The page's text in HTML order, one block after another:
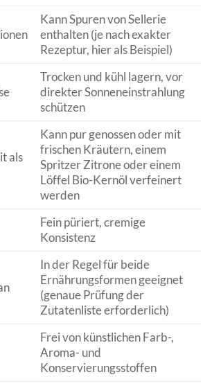
Kann Spuren von Sellerie
enthalten (je nach exakter
Rezeptur, hier als Beispiel)
Trocken und kühl lagern, vor
direkter Sonneneinstrahlung
schützen
als
Kann pur genossen oder mit
frischen Kräutern, einem
Spritzer Zitrone oder einem
Löffel Bio-Kernöl verfeinert
werden
Fein püriert, cremige
Konsistenz
In der Regel für beide
Ernährungsformen geeignet
(genaue Prüfung der
Zutatenliste erforderlich)
Frei von künstlichen Farb-,
Aroma- und
Konservierungsstoffen